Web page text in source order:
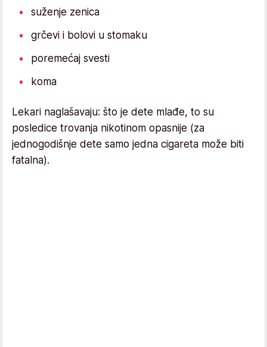
suženje zenica
grčevi i bolovi u stomaku
poremećaj svesti
koma
Lekari naglašavaju: što je dete mlađe, to su
posledice trovanja nikotinom opasnije (za
jednogodišnje dete samo jedna cigareta može biti
fatalna).